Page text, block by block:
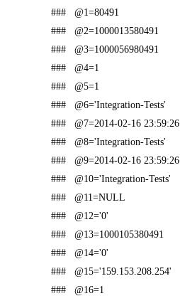
### @1=80491
### @2=1000013580491
### @3=1000056980491
### @4=1
### @5=1
### @6='Integration-Tests'
### @7=2014-02-16 23:59:26
### @8='Integration-Tests'
### @9=2014-02-16 23:59:26
### @10='Integration-Tests'
### @11=NULL
### @12='0'
### @13=1000105380491
### @14='0'
### @15='159.153.208.254'
### @16=1